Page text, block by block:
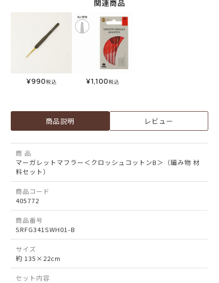
関連商品
¥990税込 ¥1,100税込
商品説明 レビュー
商 品
マーガレットマフラー＜クロッシュコットンB＞（編み物 材
料セット）
商品コード
405772
商品番号
SRFG341SWH01-B
サイズ
約 135×22cm
セット内容